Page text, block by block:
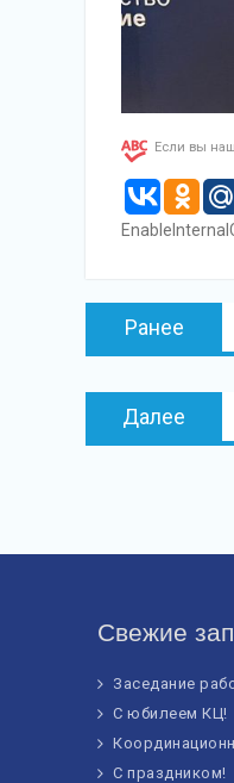
Если вы
Навигация
Ранее
Далее
Свежие
Заседание
С юбилеем КЦ!
С праздником!